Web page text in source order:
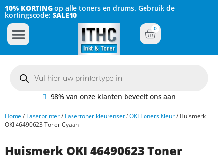
10% KORTING op alle toners en drums. Gebruik de
kortingscode: SALE10
0
98% van onze klanten beveelt ons aan
Home/ Laserprinter/ Lasertoner kleurenset/OKI Toners Kleur/ Huismerk
OKI 46490623 Toner Cyaan
Huismerk OKI 46490623 Toner